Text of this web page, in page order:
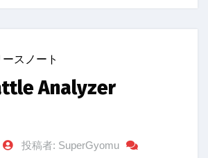
ースノート
Analyzer
投稿者: SuperGyomu